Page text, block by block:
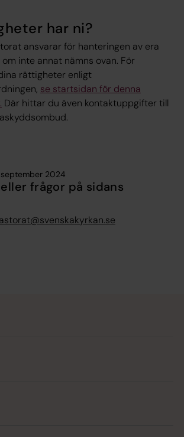
har ni?
ansvarar för hanteringen av era
inte annat nämns ovan. För
rättigheter enligt
se startsidan för denna
Där hittar du även kontaktuppgifter till
2024
frågor på sidans